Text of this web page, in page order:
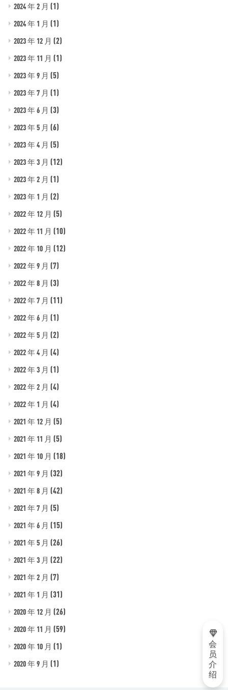
2024 年 2 月 (1)
2024 年 1 月 (1)
2023 年 12 月 (2)
2023 年 11 月 (1)
2023 年 9 月 (5)
2023 年 7 月 (1)
2023 年 6 月 (3)
2023 年 5 月 (6)
2023 年 4 月 (5)
2023 年 3 月 (12)
2023 年 2 月 (1)
2023 年 1 月 (2)
2022 年 12 月 (5)
2022 年 11 月 (10)
2022 年 10 月 (12)
2022 年 9 月 (7)
2022 年 8 月 (3)
2022 年 7 月 (11)
2022 年 6 月 (1)
2022 年 5 月 (2)
2022 年 4 月 (4)
2022 年 3 月 (1)
2022 年 2 月 (4)
2022 年 1 月 (4)
2021 年 12 月 (5)
2021 年 11 月 (5)
2021 年 10 月 (18)
2021 年 9 月 (32)
2021 年 8 月 (42)
2021 年 7 月 (5)
2021 年 6 月 (15)
2021 年 5 月 (26)
2021 年 3 月 (22)
2021 年 2 月 (7)
2021 年 1 月 (31)
2020 年 12 月 (26)
2020 年 11 月 (59)
2020 年 10 月 (1)
2020 年 9 月 (1)
会
员
介
绍